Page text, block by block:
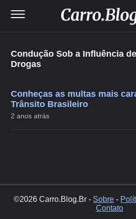
Condução Sob a Influência
Drogas
Conheças as multas mais
Trânsito Brasileiro
2 anos atrás
©2026 Carro.Blog.Br - Sobre -
Contato